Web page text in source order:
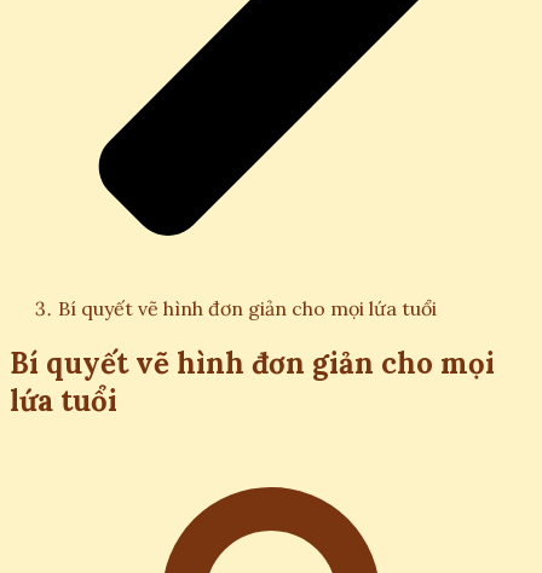
Bí quyết vẽ hình đơn giản cho mọi lứa tuổi
Bí quyết vẽ hình đơn giản cho mọi
lứa tuổi